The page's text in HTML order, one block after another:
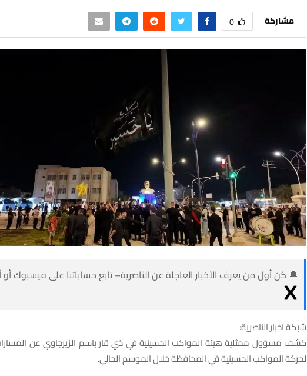
مشاركة 0
🔔 كن أول من يعرف الأخبار العاجلة عن الناصرية– تابع حساباتنا على فيسبوك
شبكة اخبار الناصرية:
كشف مسؤول ممثلية هيئة المواكب الحسينية في ذي قار باسم الزيرجاوي عن
لحركة المواكب الحسينية في المحافظة خلال الموسم الحالي.